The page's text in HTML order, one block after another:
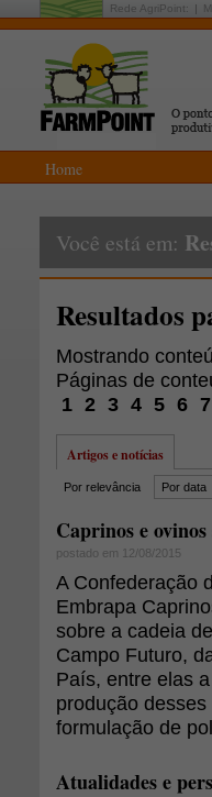
Rede AgriPoint:
Home
Você está em:
Resultados
Mostrando
Páginas de
1 2 3 4 5 6 7
Artigos e notícias
Por relevância Por data
Caprinos e
postado em 12/08/2015
A Confederação
Embrapa
sobre a cadeia
Campo Futuro,
País, entre elas
produção
formulação de
Atualidades e